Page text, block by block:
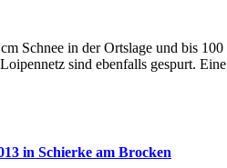
Schnee in der Ortslage und bis
sind ebenfalls gespurt.
in Schierke am Brocken